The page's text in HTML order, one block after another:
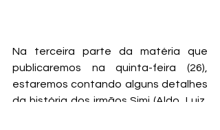
Na terceira parte da matéria que
publicaremos na quinta-feira (26),
estaremos contando alguns detalhes
da história dos irmãos Simi (Aldo, Luiz,